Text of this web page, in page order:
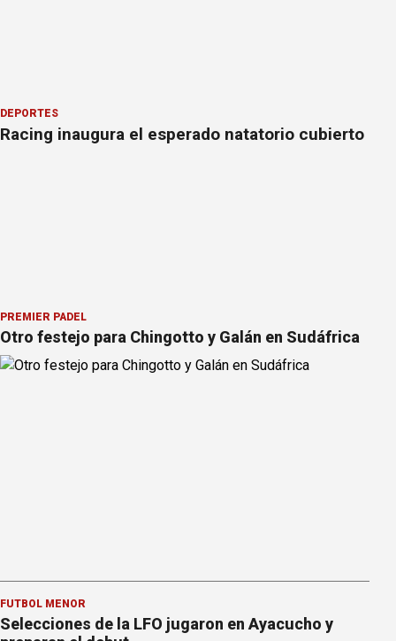
DEPORTES
Racing inaugura el esperado natatorio cubierto
PREMIER PÁDEL
Otro festejo para Chingotto y Galán en Sudáfrica
FÚTBOL MENOR
Selecciones de la LFO jugaron en Ayacucho y